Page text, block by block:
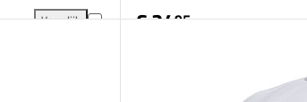
Vergelijk
€ 2495